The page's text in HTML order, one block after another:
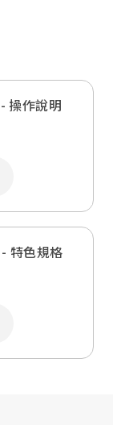
操作說明
特色規格